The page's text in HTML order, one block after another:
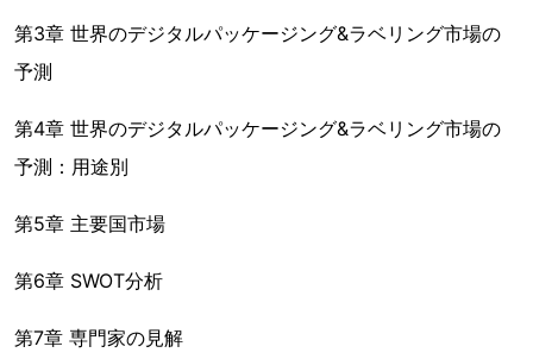
第3章 世界のデジタルパッケージング&ラベリング市場の
予測
第4章 世界のデジタルパッケージング&ラベリング市場の
予測：用途別
第5章 主要国市場
第6章 SWOT分析
第7章 専門家の見解